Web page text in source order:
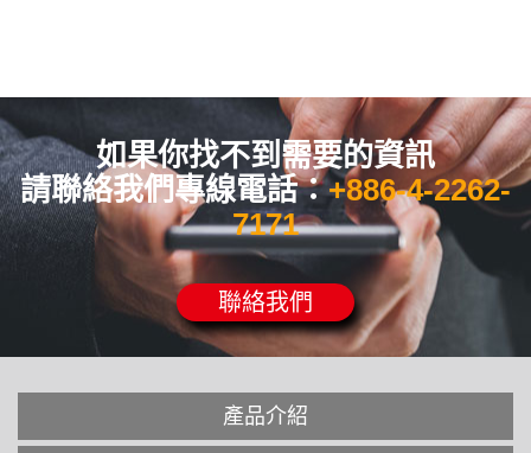
如果你找不到需要的資訊
請聯絡我們專線電話：+886-4-2262-
7171
聯絡我們
產品介紹